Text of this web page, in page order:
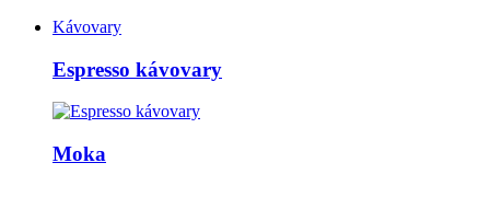
Kávovary
Espresso kávovary
Moka